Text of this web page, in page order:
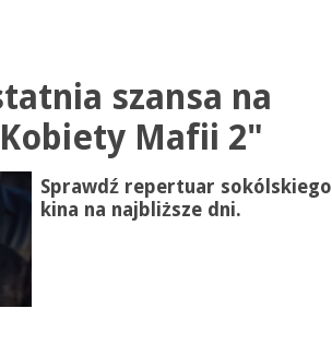
szansa na
Mafii 2"
Sprawdź repertuar sokólskiego
kina na najbliższe dni.